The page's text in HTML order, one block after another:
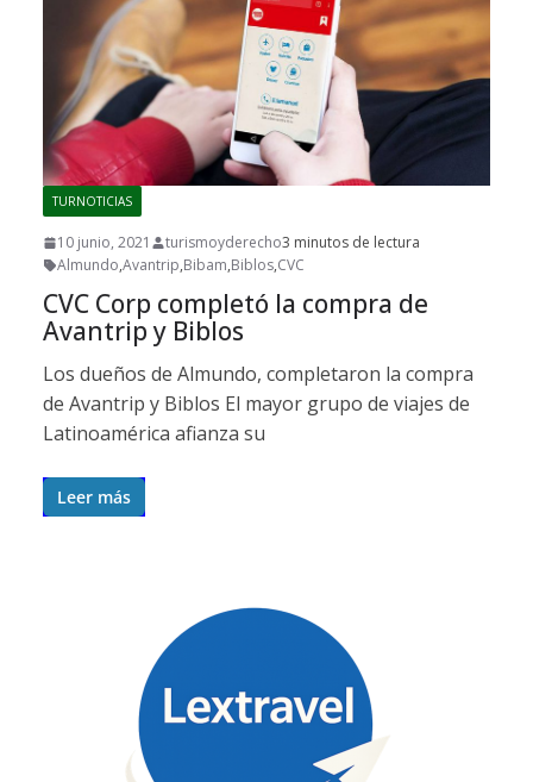
TURNOTICIAS
10 junio, 2021 turismoyderecho3 minutos de lectura
Almundo,Avantrip,Bibam,Biblos,CVC
CVC Corp completó la compra de
Avantrip y Biblos
Los dueños de Almundo, completaron la compra
de Avantrip y Biblos El mayor grupo de viajes de
Latinoamérica afianza su
Leer más